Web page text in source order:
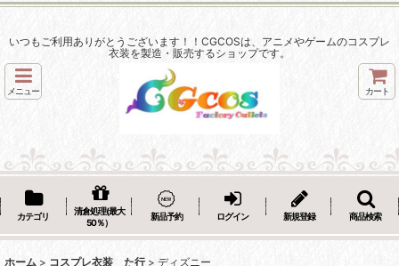
いつもご利用ありがとうございます！！CGCOSは、アニメやゲームのコスプレ
衣装を製造・販売するショップです。
メニュー カート
カテゴリ
清倉処理(最大
50％）
新品予約 ログイン 新規登録 商品検索
ホーム > コスプレ衣装 た行 > ディズニー